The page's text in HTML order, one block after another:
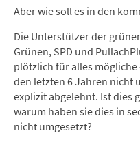
Aber wie soll es in den
Die Unterstützer der
Grünen, SPD und
plötzlich für alles mögliche
den letzten 6 Jahren nicht
explizit abgelehnt. Ist dies
warum haben sie dies in
nicht umgesetzt?